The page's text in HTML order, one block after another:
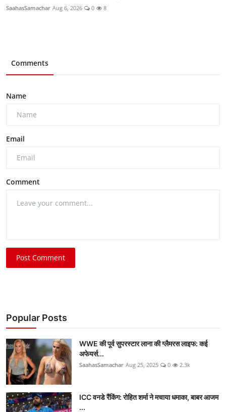
SaahasSamachar Aug 6, 2026 0 8
Comments
Name
Email
Comment
Post Comment
Popular Posts
WWE की पूर्व सुपरस्टार लाना की ग्लैमरस लाइफ: कई
अफेयर्स...
SaahasSamachar Aug 25, 2025 0 2.3k
ICC वनडे रैंकिंग: रोहित शर्मा ने मचाया धमाका, बाबर आजम
...